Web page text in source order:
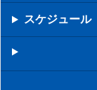
スケジュール